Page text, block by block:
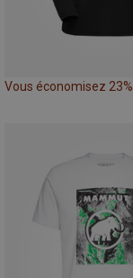
Vous économisez 23%